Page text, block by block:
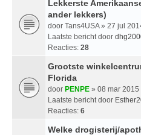
Lekkerste
ander lekkers)
door Tans4USA» 27 jul
Laatste bericht door
Reacties: 28
Grootste
Florida
door PENPE » 08 mar 2015
Laatste bericht door
Reacties: 6
Welke drogisterij/